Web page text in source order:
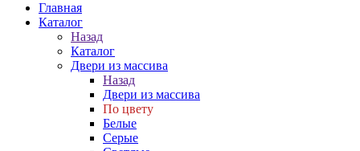
Главная
Каталог
Назад
Каталог
Двери из массива
Назад
Двери из массива
По цвету
Белые
Серые